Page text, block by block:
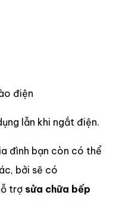
điện
lẫn khi ngắt điện.
đình bạn còn có thể
bởi sẽ có
trợ sửa chữa bếp